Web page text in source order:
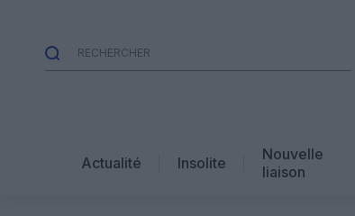
Actualité Insolite
Nouvelle
liaison